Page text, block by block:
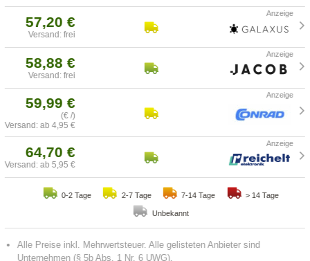
57,20 €
Versand: frei
58,88 €
Versand: frei
59,99 €
(€ /)
Versand: ab 4,95 €
64,70 €
Versand: ab 5,95 €
0-2 Tage 2-7 Tage 7-14 Tage > 14 Tage
Unbekannt